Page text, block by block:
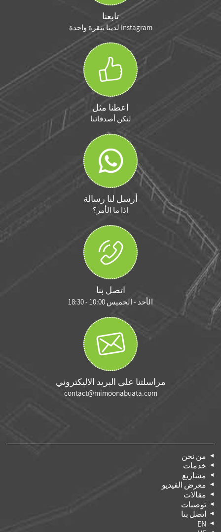
تابعنا
Instagram لدينا بنقرة واحدة
اعطنا مثل
لنكن أصدقائنا
أرسل لنا رسالة
اذا ما الأمر؟
اتصل بنا
الأحد - الخميس 10:00 - 18:30
مراسلتنا على البريد الاليكتروني
contact@mimoonabuata.com
من نحن
خدمات
مشاريع
معرض الفيديو
مقالات
توصيات
اتصل بنا
EN